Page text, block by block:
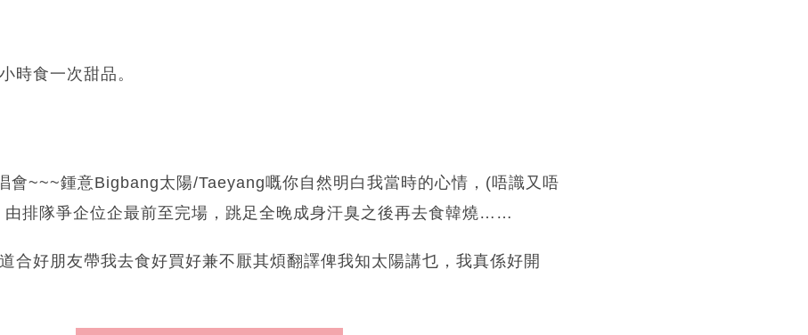
時食一次甜品。
會~~~鍾意Bigbang太陽/Taeyang嘅你自然明白我當時的心情，(唔識又唔
由排隊爭企位企最前至完場，跳足全晚成身汗臭之後再去食韓燒……
合好朋友帶我去食好買好兼不厭其煩翻譯俾我知太陽講乜，我真係好開